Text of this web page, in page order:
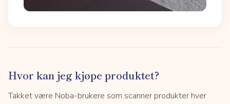
Hvor kan jeg kjøpe produktet?
Takket være Noba-brukere som scanner produkter hver